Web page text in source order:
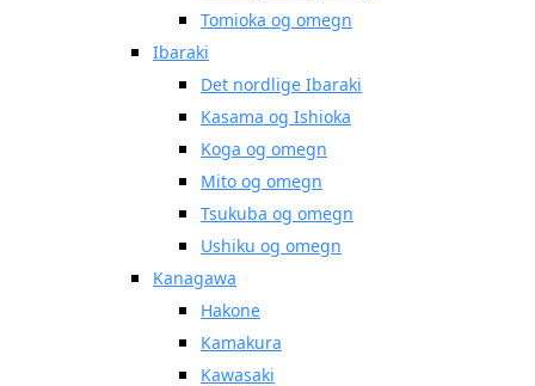
Tomioka og omegn
Ibaraki
Det nordlige Ibaraki
Kasama og Ishioka
Koga og omegn
Mito og omegn
Tsukuba og omegn
Ushiku og omegn
Kanagawa
Hakone
Kamakura
Kawasaki